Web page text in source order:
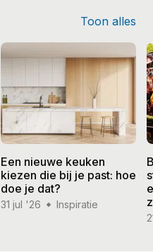
Toon alles
Een nieuwe keuken
kiezen die bij je past: hoe
doe je dat?
31 jul '26 Inspiratie